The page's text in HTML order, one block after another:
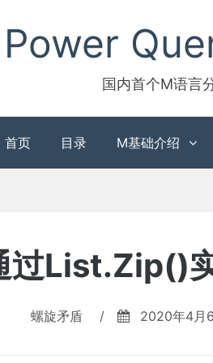
Power
国内首个M语言
首页 目录 M基础介绍
过List.Zip()
螺旋矛盾 / 2020年4月